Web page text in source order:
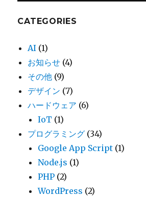
CATEGORIES
AI (1)
お知らせ (4)
その他 (9)
デザイン (7)
ハードウェア (6)
IoT (1)
プログラミング (34)
Google App Script (1)
Node.js (1)
PHP (2)
WordPress (2)